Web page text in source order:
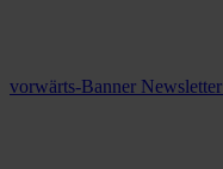
vorwärts-Banner Newsletter